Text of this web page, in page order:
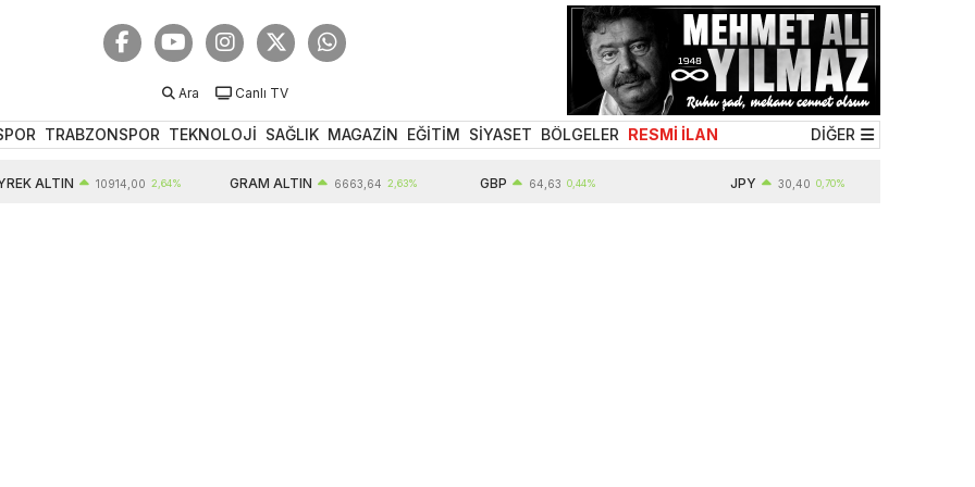
Ara Canlı TV
TRABZONSPOR TEKNOLOJİ SAĞLIK MAGAZİN EĞİTİM SİYASET BÖLGELER RESMİ İLAN DİĞER
ALTIN 10914,00 2,64% GRAM ALTIN 6663,64 2,63% GBP 64,63 0,44% JPY 30,40 0,70%